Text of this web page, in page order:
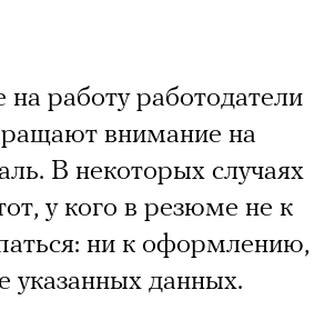
работу работодатели
внимание на
В некоторых случаях
у кого в резюме не к
ни к оформлению,
указанных данных.